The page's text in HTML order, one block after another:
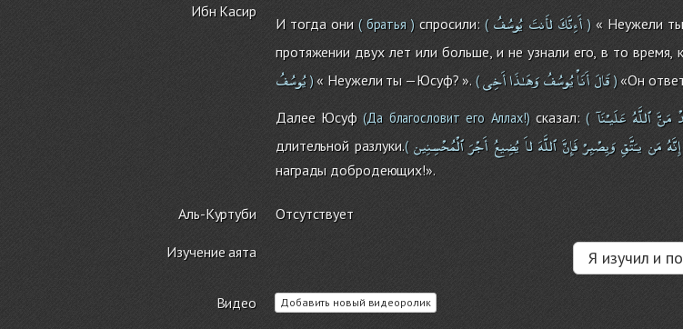
Ибн Касир
И тогда они( братья ) спросили:( أَءِنَّكَلأَنتَ يُوسُفُ )« Неужели
протяжении двух лет или больше, и не узнали его, в то время,
يُوسُفُ)« Неужели ты —Юсуф? ». ( قَالَأَنَاْيُوسُفُوَهَـٰذَاأَخِى )«Он
Далее Юсуф(Да благословит его Аллах!)сказал:( مَنَّ ٱللَّهُ عَلَيـْنَآ
длительной разлуки.( إِنَّهُمَن يـَتَّقِوَيِصْبِرْفَإِنَّٱللَّهَلاَيُضِيعُأَجْرَٱلْمُحْسِنِين
награды добродеющих!».
Аль-Куртуби Отсутствует
Изучение аята Я изучил и
Видео Добавить новый видеоролик